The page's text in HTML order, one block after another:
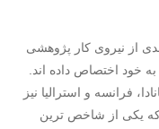
موجود، زنان سهم ۴۰ درصدی از نیروی کار پژوهشی
در حد فاصل سالهای ۲۰۱۱ تا ۲۰۱۵ را به خود اختصاص داده اند.
فرانسه و استرالیا نیز
یکی از شاخص ترین